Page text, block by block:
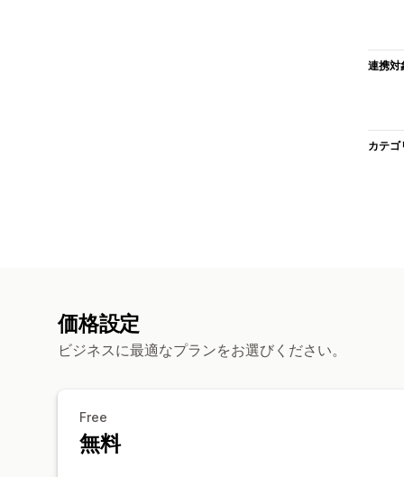
連携対
カテゴ
価格設定
ビジネスに最適なプランをお選びください。
Free
無料